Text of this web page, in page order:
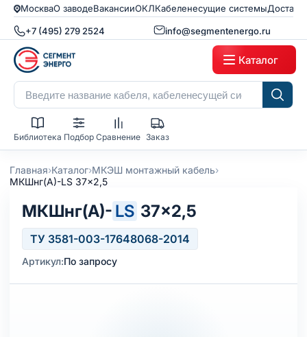
МоскваО заводеВакансииОКЛКабеленесущие системы
+7 (495) 279 2524 info@segmentenergo.ru
Каталог
Библиотека Подбор Сравнение Заказ
Главная›Каталог›МКЭШ монтажный кабель›
МКШнг(А)-LS 37x2,5
МКШнг(А)- LS 37×2,5
ТУ 3581-003-17648068-2014
Артикул:По запросу